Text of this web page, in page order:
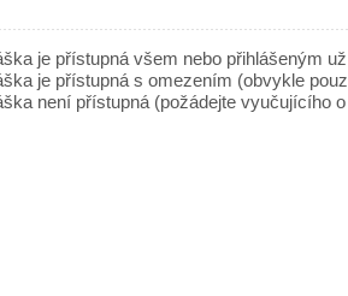
je přístupná všem nebo přihlášeným
je přístupná s omezením (obvykle
není přístupná (požádejte vyučujícího